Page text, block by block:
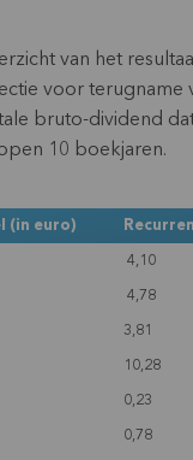
van het
voor terugname
bruto-dividend
10 boekjaren.
(in euro)
4,10
4,78
3,81
10,28
0,23
0,78